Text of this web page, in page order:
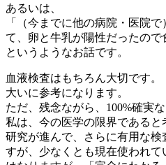
あるいは、
「（今までに他の病院・医院
て、卵と牛乳が陽性だったので
というようなお話です。
血液検査はもちろん大切です。
大いに参考になります。
ただ、残念ながら、100%確実
私は、今の医学の限界である
研究が進んで、さらに有用な検
すが、少なくとも現在使われ